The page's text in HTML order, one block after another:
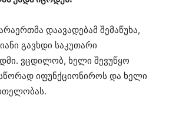
დაავადებამ შემაწუხა,
გავხდი საკუთარი
ვცდილობ, ხელი შევუწყო
იფუნქციონიროს და ხელი